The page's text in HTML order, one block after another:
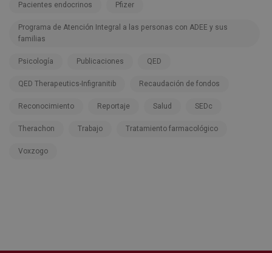
Pacientes endocrinos Pfizer
Programa de Atención Integral a las personas con ADEE y sus
familias
Psicología Publicaciones QED
QED Therapeutics-Infigranitib Recaudación de fondos
Reconocimiento Reportaje Salud SEDc
Therachon Trabajo Tratamiento farmacológico
Voxzogo